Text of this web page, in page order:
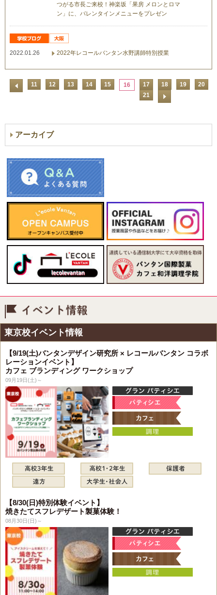
つがる市長ご来校！神楽坂「果房 メロンとロマ
ン」に、バレンタインメニューをプレゼン
2022.01.26 2022年レコールバンタン水野講師特別授業
11 12 13 14 15 16 17 18 19
20
21
アーカイブ
東京校イベント情報
【9/19(土)バンタンデザイン研究所 × レコールバンタン コラボ
レーションイベント】
カフェ ブランディング ワークショップ
09月19日(土)～
【8/30(日)特別体験イベント】
焼きたてスフレデザート製菓体験！
08月30日(日)～